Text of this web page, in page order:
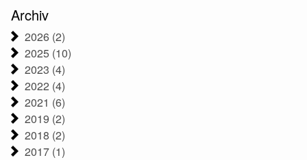
Archiv
2026 (2)
2025 (10)
2023 (4)
2022 (4)
2021 (6)
2019 (2)
2018 (2)
2017 (1)